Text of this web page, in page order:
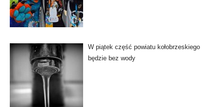
W piątek część powiatu kołobrzeskiego
będzie bez wody